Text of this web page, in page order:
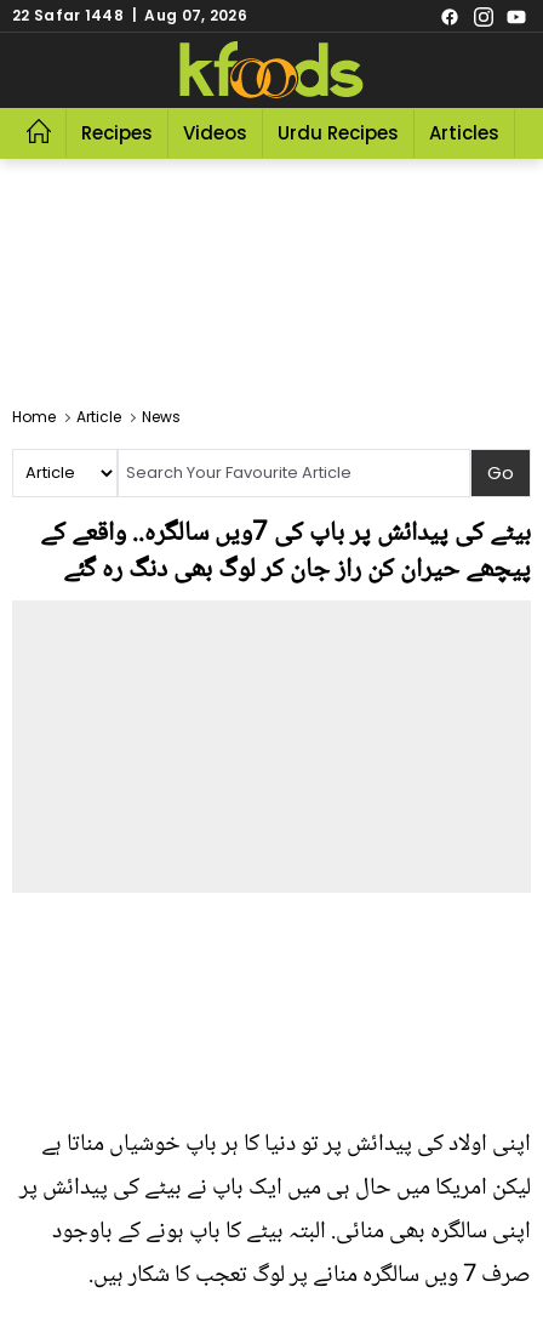
22 Safar 1448 | Aug 07, 2026
Recipes Videos Urdu Recipes Articles
Home Article News
بیٹے کی پیدائش پر باپ کی 7ویں سالگرہ.. واقعے کے
پیچھے حیران کن راز جان کر لوگ بھی دنگ رہ گئے
اپنی اولاد کی پیدائش پر تو دنیا کا ہر باپ خوشیاں مناتا ہے
لیکن امریکا میں حال ہی میں ایک باپ نے بیٹے کی پیدائش پر
اپنی سالگرہ بھی منائی. البتہ بیٹے کا باپ ہونے کے باوجود
صرف 7 ویں سالگرہ منانے پر لوگ تعجب کا شکار ہیں.